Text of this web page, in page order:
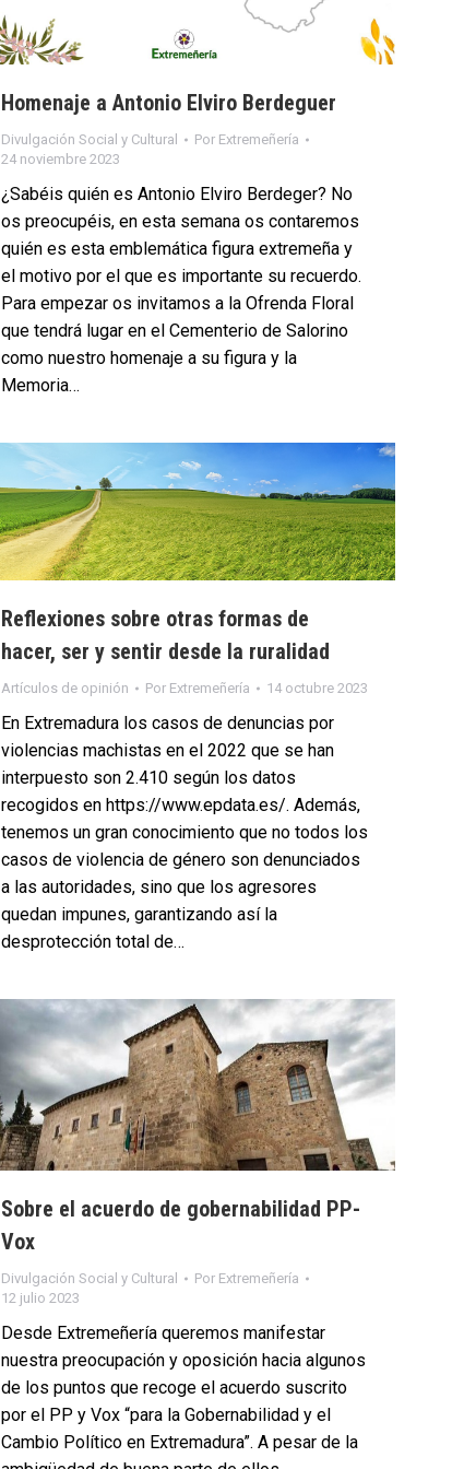
Homenaje a Antonio Elviro Berdeguer
Divulgación Social y Cultural Por Extremeñería
24 noviembre 2023
¿Sabéis quién es Antonio Elviro Berdeger? No
os preocupéis, en esta semana os contaremos
quién es esta emblemática figura extremeña y
el motivo por el que es importante su recuerdo.
Para empezar os invitamos a la Ofrenda Floral
que tendrá lugar en el Cementerio de Salorino
como nuestro homenaje a su figura y la
Memoria…
Reflexiones sobre otras formas de
hacer, ser y sentir desde la ruralidad
Artículos de opinión Por Extremeñería 14 octubre 2023
En Extremadura los casos de denuncias por
violencias machistas en el 2022 que se han
interpuesto son 2.410 según los datos
recogidos en https://www.epdata.es/. Además,
tenemos un gran conocimiento que no todos los
casos de violencia de género son denunciados
a las autoridades, sino que los agresores
quedan impunes, garantizando así la
desprotección total de…
Sobre el acuerdo de gobernabilidad PP-
Vox
Divulgación Social y Cultural Por Extremeñería
12 julio 2023
Desde Extremeñería queremos manifestar
nuestra preocupación y oposición hacia algunos
de los puntos que recoge el acuerdo suscrito
por el PP y Vox “para la Gobernabilidad y el
Cambio Político en Extremadura”. A pesar de la